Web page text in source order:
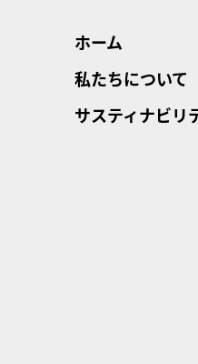
ホーム
私たちについて
サスティナビリ